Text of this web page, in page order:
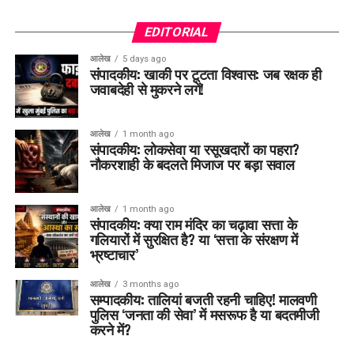
EDITORIAL
आलेख 5 days ago
संपादकीय: खाकी पर टूटता विश्वास: जब रक्षक ही
जवाबदेही से मुकरने लगें!
आलेख 1 month ago
संपादकीय: लोकसेवा या रसूखदारों का पहरा?
नौकरशाही के बदलते मिजाज पर बड़ा सवाल
आलेख 1 month ago
संपादकीय: क्या राम मंदिर का चढ़ावा सत्ता के
गलियारों में सुरक्षित है? या ‘सत्ता के संरक्षण में
भ्रष्टाचार’
आलेख 3 months ago
सम्पादकीय: तालियां बजती रहनी चाहिए! मालवणी
पुलिस ‘जनता की सेवा’ में मसरूफ है या बदतमीजी
करने में?